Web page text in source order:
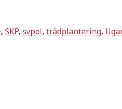
, SKP, svpol, trädplantering,